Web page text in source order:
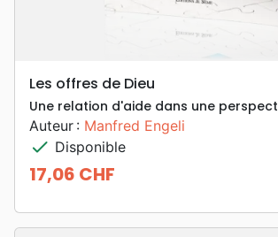
Les offres de Dieu
Une relation d'aide dans une
Auteur : Manfred Engeli
check Disponible
Prix
17,06 CHF